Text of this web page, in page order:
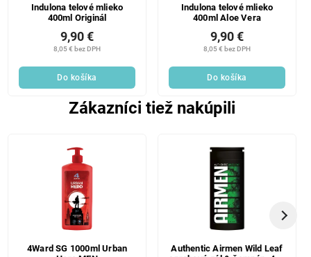
Indulona telové mlieko
400ml Originál
8,05 € bez DPH
9,90 €
Do košíka
Indulona telové mlieko
400ml Aloe Vera
8,05 € bez DPH
9,90 €
Do košíka
Zákazníci tiež nakúpili
4Ward SG 1000ml Urban
Authentic Airmen Wild Leaf